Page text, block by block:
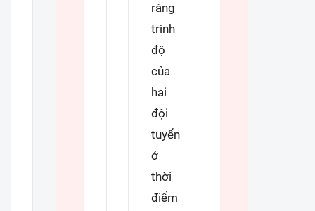
ràng
trình
độ
của
hai
đội
tuyển
ở
thời
điểm